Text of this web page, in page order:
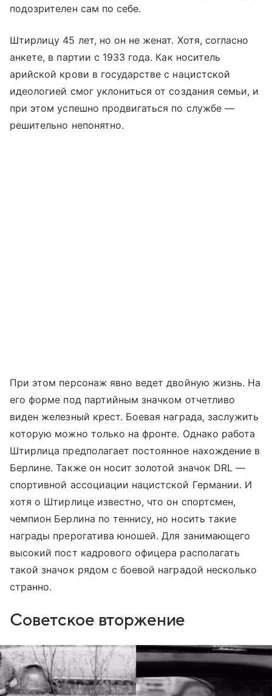
подозрителен сам по себе.
Штирлицу 45 лет, но он не женат. Хотя, согласно
анкете, в партии с 1933 года. Как носитель
арийской крови в государстве с нацистской
идеологией смог уклониться от создания семьи, и
при этом успешно продвигаться по службе —
решительно непонятно.
При этом персонаж явно ведет двойную жизнь. На
его форме под партийным значком отчетливо
виден железный крест. Боевая награда, заслужить
которую можно только на фронте. Однако работа
Штирлица предполагает постоянное нахождение в
Берлине. Также он носит золотой значок DRL —
спортивной ассоциации нацистской Германии. И
хотя о Штирлице известно, что он спортсмен,
чемпион Берлина по теннису, но носить такие
награды прерогатива юношей. Для занимающего
высокий пост кадрового офицера располагать
такой значок рядом с боевой наградой несколько
странно.
Советское вторжение